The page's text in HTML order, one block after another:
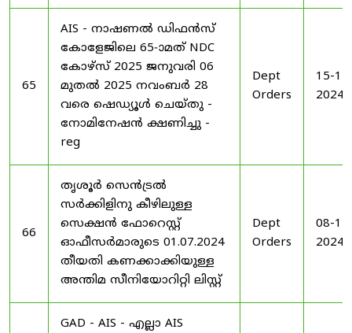
65
AIS - നാഷണൽ ഡിഫൻസ്
കോളേജിലെ 65-ാമത് NDC
കോഴ്‌സ് 2025 ജനുവരി 06
മുതൽ 2025 നവംബർ 28
വരെ ഷെഡ്യൂൾ ചെയ്‌തു -
നോമിനേഷൻ ക്ഷണിച്ചു -
reg
Dept
Orders
15-
2024
66
തൃശൂർ സെൻട്രൽ
സർക്കിളിനു കീഴിലുള്ള
സെക്ഷൻ ഫോറെസ്റ്റ്
ഓഫീസർമാരുടെ 01.07.2024
തീയതി കണക്കാക്കിയുള്ള
അന്തിമ സീനിയോറിറ്റി ലിസ്റ്റ്
Dept
Orders
08-
2024
GAD - AIS - എല്ലാ AIS